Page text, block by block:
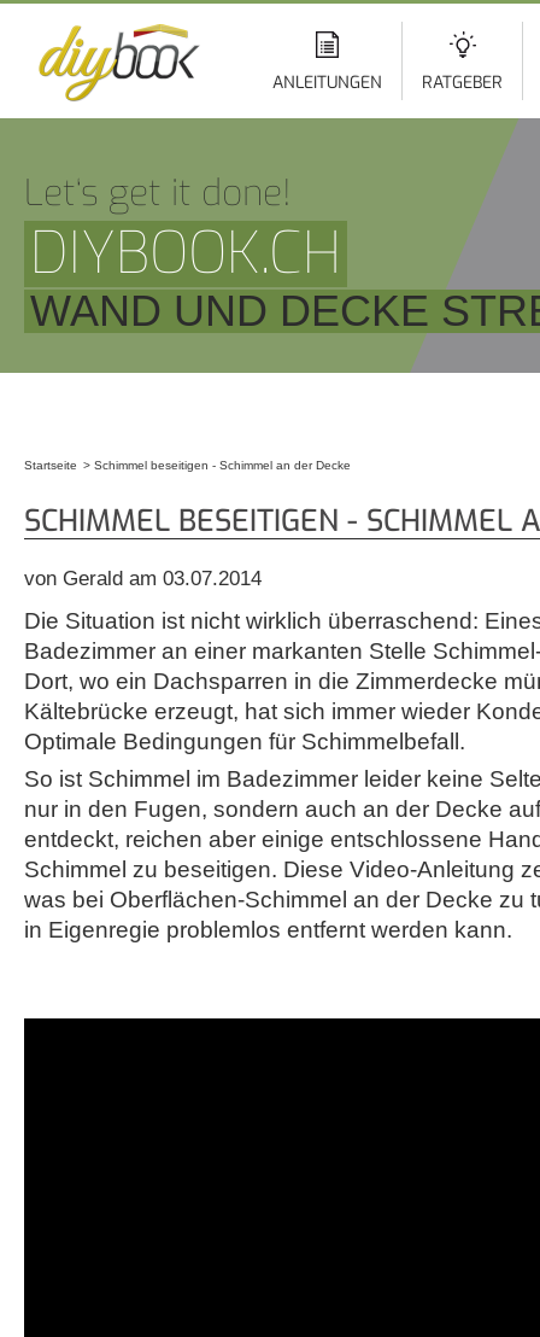
ANLEITUNGEN RATGEBER
Let‘s get it done!
DIYBOOK.CH
WAND UND DECKE
Startseite Schimmel beseitigen - Schimmel an der Decke
SCHIMMEL BESEITIGEN - SCHIMMEL
von Gerald am 03.07.2014
Die Situation ist nicht wirklich überraschend:
Badezimmer an einer markanten Stelle
Dort, wo ein Dachsparren in die Zimmerdecke
Kältebrücke erzeugt, hat sich immer wieder
Optimale Bedingungen für Schimmelbefall.
So ist Schimmel im Badezimmer leider keine
nur in den Fugen, sondern auch an der Decke
entdeckt, reichen aber einige entschlossene
Schimmel zu beseitigen. Diese Video-Anleitung
was bei Oberflächen-Schimmel an der Decke zu
in Eigenregie problemlos entfernt werden kann.